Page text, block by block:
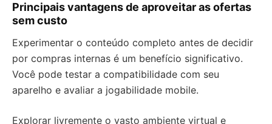
Principais vantagens de aproveitar as ofertas
sem custo
Experimentar o conteúdo completo antes de decidir
por compras internas é um benefício significativo.
Você pode testar a compatibilidade com seu
aparelho e avaliar a jogabilidade mobile.
Explorar livremente o vasto ambiente virtual e